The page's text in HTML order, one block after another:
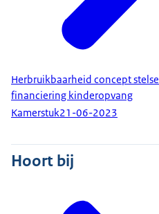
Herbruikbaarheid concept
financiering kinderopvang
Kamerstuk21-06-2023
Hoort bij